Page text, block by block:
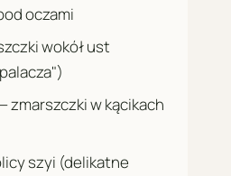
oczami
wokół ust
zmarszczki w kącikach
szyi (delikatne